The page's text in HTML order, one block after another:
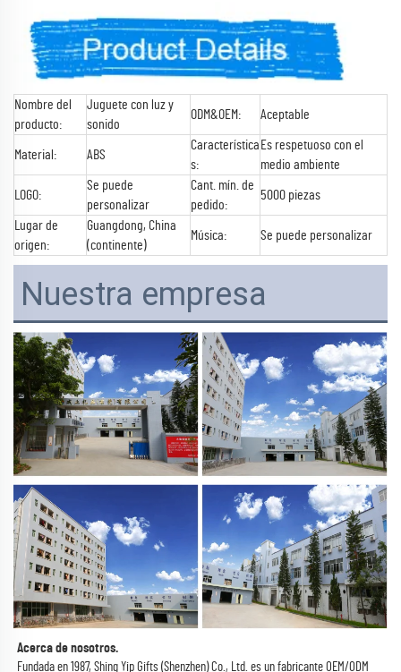
Nombre del
producto:
Juguete con luz y
sonido
ODM&OEM: Aceptable
Material: ABS
Característica
s:
Es respetuoso con el
medio ambiente
LOGO:
Se puede
personalizar
Cant. mín. de
pedido:
5000 piezas
Lugar de
origen:
Guangdong, China
(continente)
Música: Se puede personalizar
Nuestra empresa
Acerca de nosotros.
Fundada en 1987, Shing Yip Gifts (Shenzhen) Co., Ltd. es un fabricante OEM/ODM